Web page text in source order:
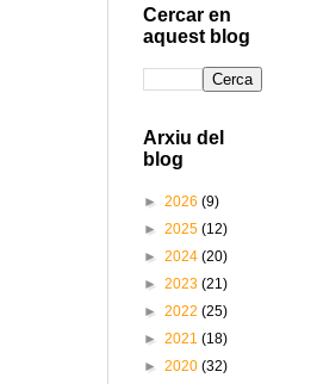
Cercar en
aquest blog
Arxiu del
blog
► 2026 (9)
► 2025 (12)
► 2024 (20)
► 2023 (21)
► 2022 (25)
► 2021 (18)
► 2020 (32)